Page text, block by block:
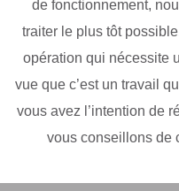
de fonctionnement,
traiter le plus tôt
opération qui nécessite
vue que c’est un travail
vous avez l’intention de
vous conseillons de